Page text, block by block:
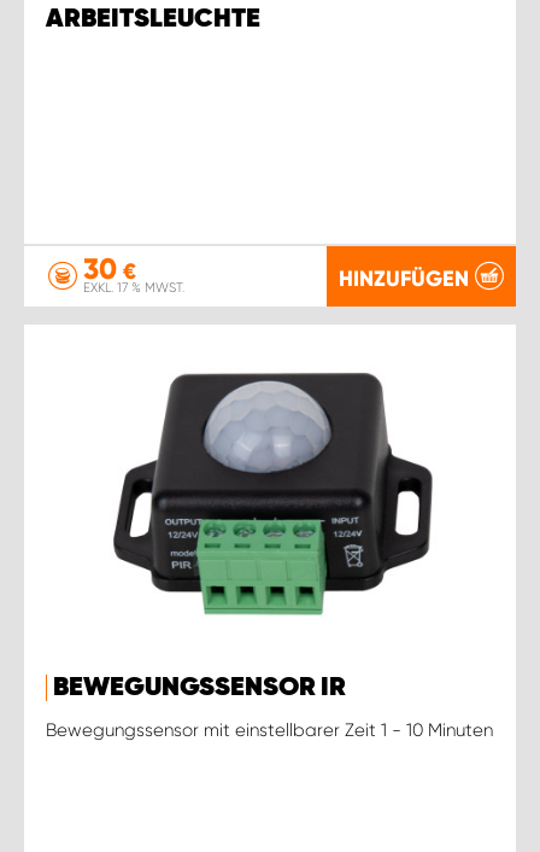
ARBEITSLEUCHTE
30 €
EXKL. 17 % MWST. HINZUFÜGEN
BEWEGUNGSSENSOR IR
Bewegungssensor mit einstellbarer Zeit 1 - 10 Minuten